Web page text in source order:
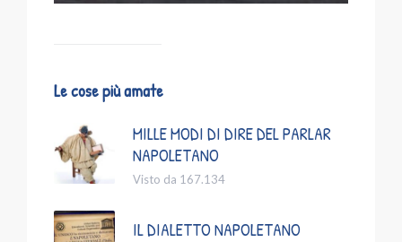
Le cose più amate
MILLE MODI DI DIRE DEL PARLAR
NAPOLETANO
Visto da 167.134
IL DIALETTO NAPOLETANO